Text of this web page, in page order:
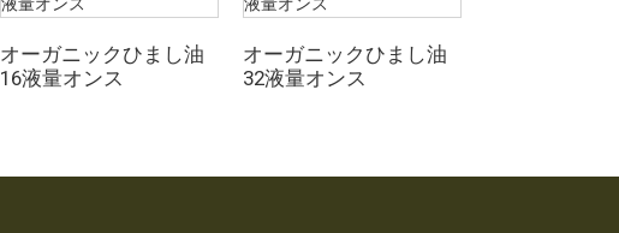
オーガニックひまし油
16液量オンス
オーガニックひまし油
32液量オンス